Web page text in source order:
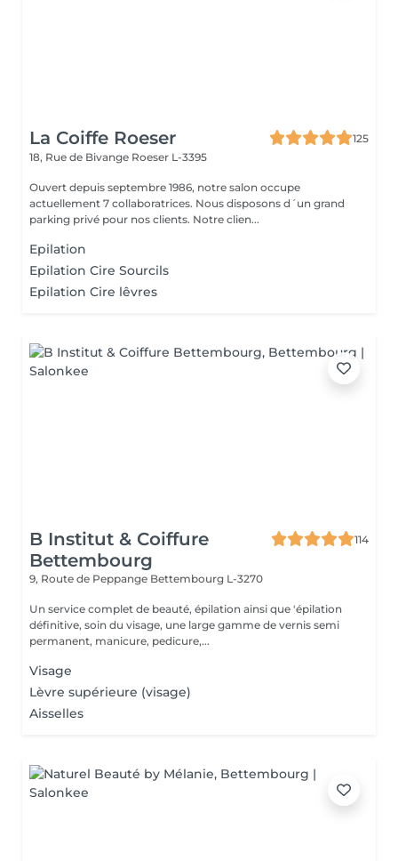
La Coiffe Roeser
125
18, Rue de Bivange Roeser L-3395
Ouvert depuis septembre 1986, notre salon occupe
actuellement 7 collaboratrices. Nous disposons d´un grand
parking privé pour nos clients. Notre clien...
Epilation
Epilation Cire Sourcils
Epilation Cire lêvres
B Institut & Coiffure
Bettembourg
114
9, Route de Peppange Bettembourg L-3270
Un service complet de beauté, épilation ainsi que 'épilation
définitive, soin du visage, une large gamme de vernis semi
permanent, manicure, pedicure,...
Visage
Lèvre supérieure (visage)
Aisselles